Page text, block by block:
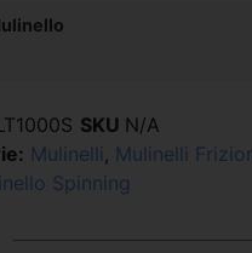
SKU N/A
Mulinelli , Mulinelli
Spinning